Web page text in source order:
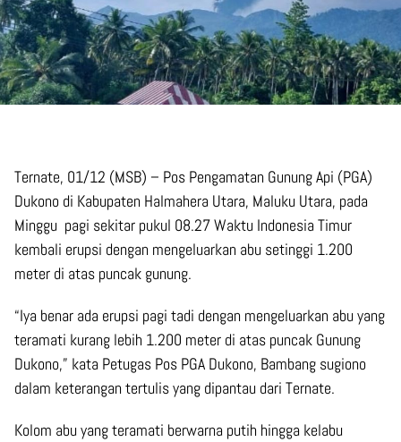
Ternate, 01/12 (MSB) – Pos Pengamatan Gunung Api (PGA)
Dukono di Kabupaten Halmahera Utara, Maluku Utara, pada
Minggu pagi sekitar pukul 08.27 Waktu Indonesia Timur
kembali erupsi dengan mengeluarkan abu setinggi 1.200
meter di atas puncak gunung.
“Iya benar ada erupsi pagi tadi dengan mengeluarkan abu yang
teramati kurang lebih 1.200 meter di atas puncak Gunung
Dukono,” kata Petugas Pos PGA Dukono, Bambang sugiono
dalam keterangan tertulis yang dipantau dari Ternate.
Kolom abu yang teramati berwarna putih hingga kelabu